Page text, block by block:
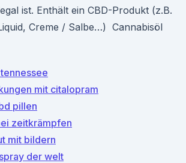
ist. Enthält ein CBD-Produkt (z.B.
Creme / Salbe…) Cannabisöl
mit citalopram
pillen
zeitkrämpfen
mit bildern
der welt